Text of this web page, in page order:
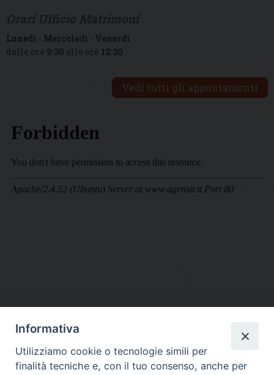
Lunedì - Mercoledì - Venerdì
dalle ore 9:30 alle ore 12:30
Vedi tutti gli appuntamenti
DIOCESI SUBURBICARIA DI ALBANO
Contatti:Tel.: 06.93268401 - Fax.: 06.9323844
Informativa
Utilizziamo cookie o tecnologie simili per
finalità tecniche e, con il tuo consenso, anche per